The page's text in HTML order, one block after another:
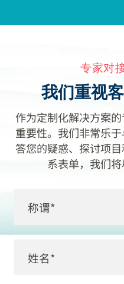
专家对
我们重视
作为定制化解决方案
重要性。我们非常乐
答您的疑惑、探讨项
系表单，我们将